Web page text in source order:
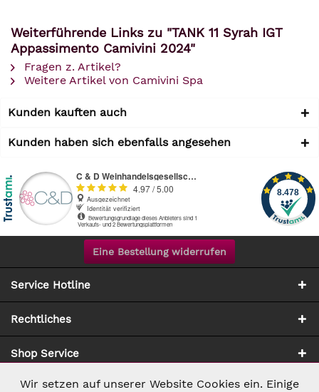
Weiterführende Links zu "TANK 11 Syrah IGT
Appassimento Camivini 2024"
Fragen z. Artikel?
Weitere Artikel von Camivini Spa
Kunden kauften auch
Kunden haben sich ebenfalls angesehen
Eine Bestellung widerrufen
Service Hotline
Rechtliches
Shop Service
Zahlung & Versand
Notwendig Aktiv
Wir setzen auf unserer Website Cookies ein. Einige